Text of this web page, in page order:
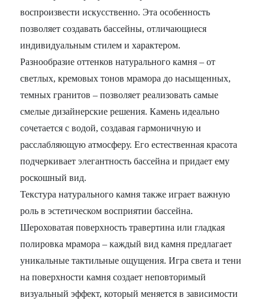
воспроизвести искусственно. Эта особенность
позволяет создавать бассейны, отличающиеся
индивидуальным стилем и характером.
Разнообразие оттенков натурального камня – от
светлых, кремовых тонов мрамора до насыщенных,
темных гранитов – позволяет реализовать самые
смелые дизайнерские решения. Камень идеально
сочетается с водой, создавая гармоничную и
расслабляющую атмосферу. Его естественная красота
подчеркивает элегантность бассейна и придает ему
роскошный вид.
Текстура натурального камня также играет важную
роль в эстетическом восприятии бассейна.
Шероховатая поверхность травертина или гладкая
полировка мрамора – каждый вид камня предлагает
уникальные тактильные ощущения. Игра света и тени
на поверхности камня создает неповторимый
визуальный эффект, который меняется в зависимости